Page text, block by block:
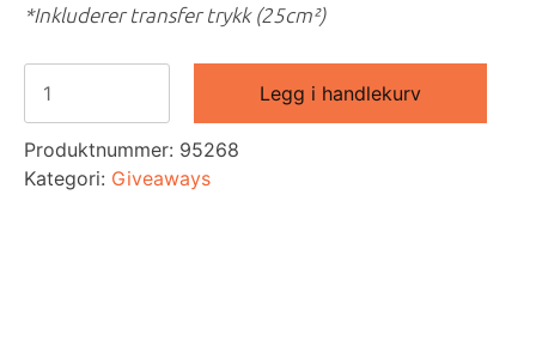
*Inkluderer transfer trykk (25cm²)
antall
Legg i handlekurv
Produktnummer: 95268
Kategori: Giveaways